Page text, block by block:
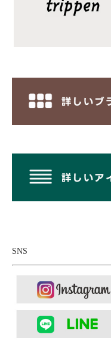
身頃裏地は撥水効
SNS